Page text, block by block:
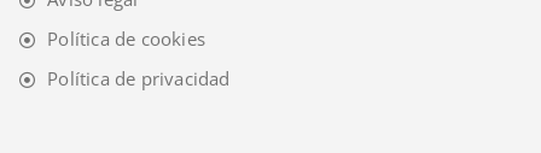
Política de cookies
Política de privacidad